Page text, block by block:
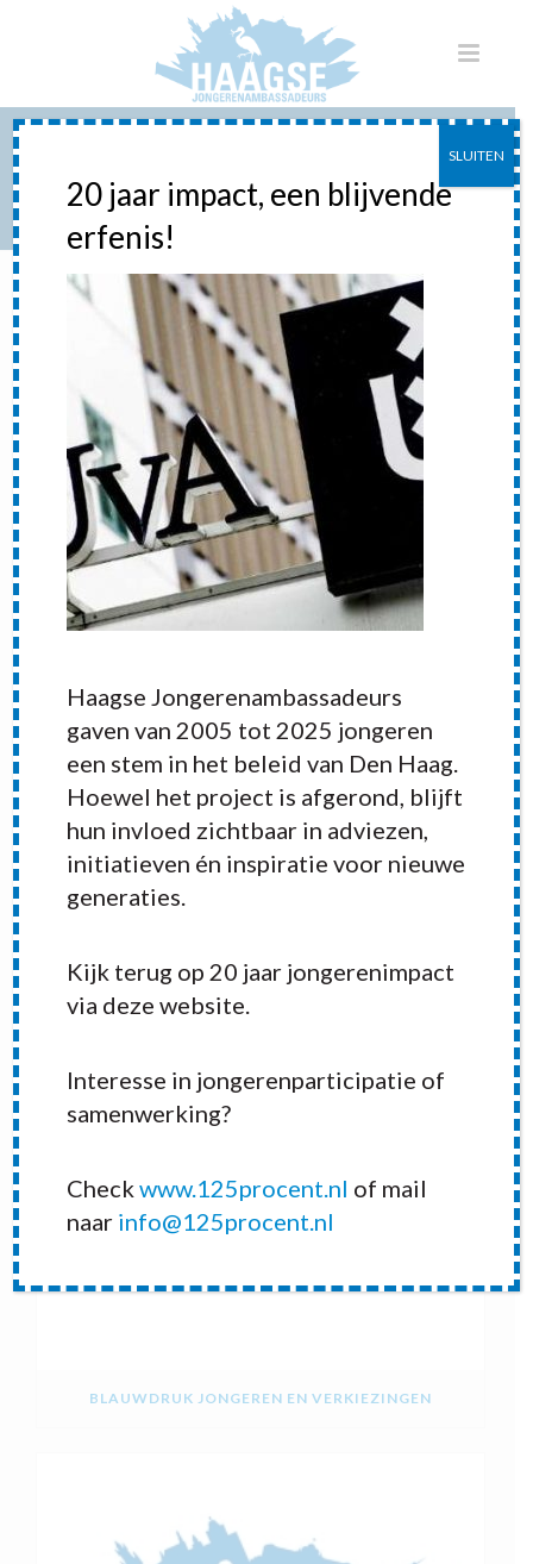
UVA-LOGO
HOME»
uva-logo
Posted 16 november 2016
RECENT POSTS
BLAUWDRUK JONGEREN EN VERKIEZINGEN
20 jaar impact, een blijvende
erfenis!
Haagse Jongerenambassadeurs
gaven van 2005 tot 2025 jongeren
een stem in het beleid van Den Haag.
Hoewel het project is afgerond, blijft
hun invloed zichtbaar in adviezen,
initiatieven én inspiratie voor nieuwe
generaties.
Kijk terug op 20 jaar jongerenimpact
via deze website.
Interesse in jongerenparticipatie of
samenwerking?
Checkwww.125procent.nl of mail
naar info@125procent.nl
SLUITEN